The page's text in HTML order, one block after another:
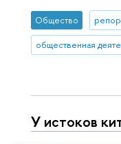
Общество
общественная
У истоков